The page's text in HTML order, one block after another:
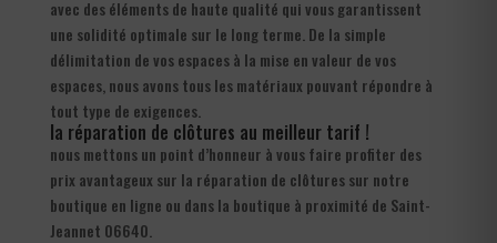
avec des éléments de haute qualité qui vous garantissent
une solidité optimale sur le long terme. De la simple
délimitation de vos espaces à la mise en valeur de vos
espaces, nous avons tous les matériaux pouvant répondre à
tout type de exigences.
la réparation de clôtures au meilleur tarif !
nous mettons un point d’honneur à vous faire profiter des
prix avantageux sur la réparation de clôtures sur notre
boutique en ligne ou dans la boutique à proximité de Saint-
Jeannet 06640.